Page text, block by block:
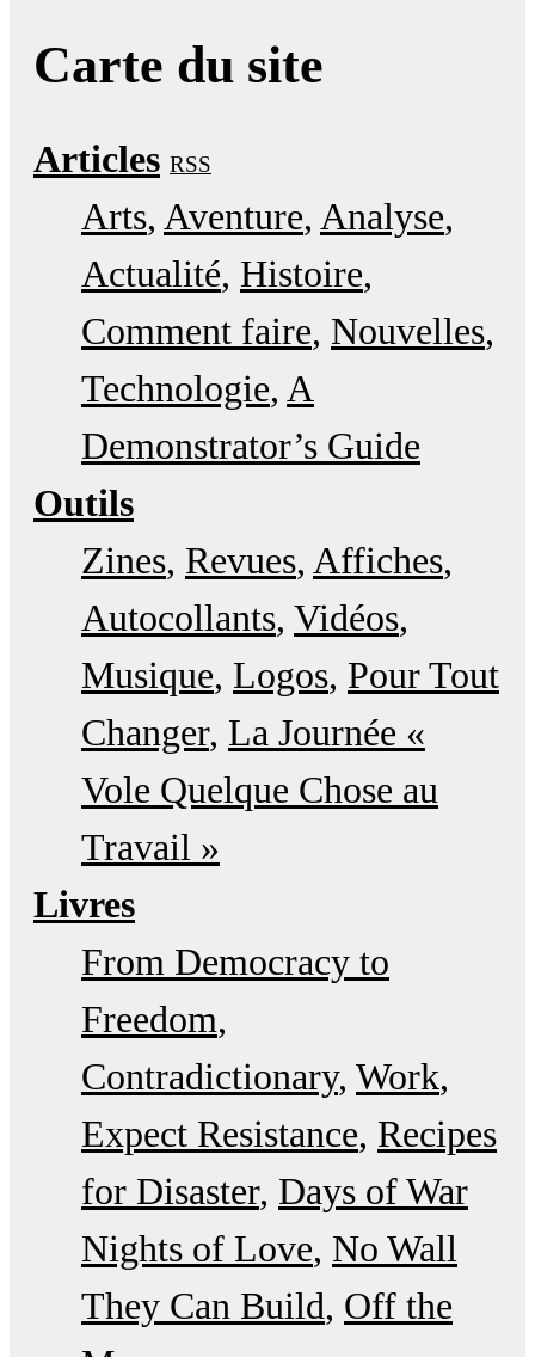
Carte du site
Articles RSS
Arts Aventure Analyse
Actualité Histoire
Comment faire Nouvelles
Technologie A
Demonstrator’s Guide
Outils
Zines Revues Affiches
Autocollants Vidéos
Musique Logos Pour Tout
Changer La Journée «
Vole Quelque Chose au
Travail »
Livres
From Democracy to
Freedom
Contradictionary Work
Expect Resistance Recipes
for Disaster Days of War
Nights of Love No Wall
They Can Build Off the